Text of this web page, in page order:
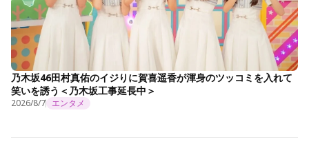
乃木坂46田村真佑のイジりに賀喜遥香が渾身のツッコミを入れて
笑いを誘う＜乃木坂工事延長中＞
2026/8/7 エンタメ